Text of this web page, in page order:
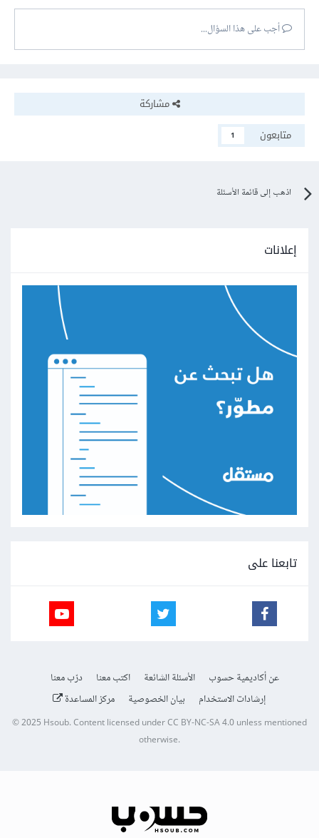
أجب على هذا السؤال...
مشاركة
متابعون
1
اذهب إلى قائمة الأسئلة
إعلانات
تابعنا على
عن أكاديمية حسوب الأسئلة الشائعة اكتب معنا
درّب معنا
إرشادات الاستخدام
بيان الخصوصية مركز المساعدة
© 2025Hsoub.Content licensed underCC BY-NC-SA 4.0unless mentioned
otherwise.